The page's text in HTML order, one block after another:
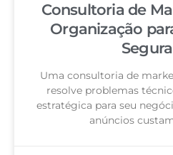
Consultoria de
Organização
Uma consultoria de
resolve problemas
estratégica para seu
anúncios